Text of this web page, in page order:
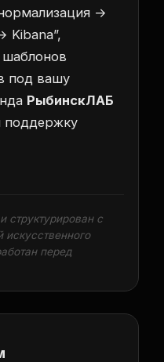
→
Kibana”,
шаблонов
под вашу
РыбинскЛАБ
поддержку
структурирован с
искусственного
перед